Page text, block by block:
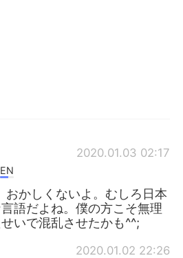
2020.01.03 02:17
EN
おかしくないよ。むしろ日本
語だよね。僕の方こそ無理
いで混乱させたかも^^;
2020.01.02 22:26